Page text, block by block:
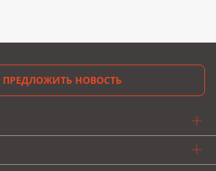
ПРЕДЛОЖИТЬ НОВОСТЬ